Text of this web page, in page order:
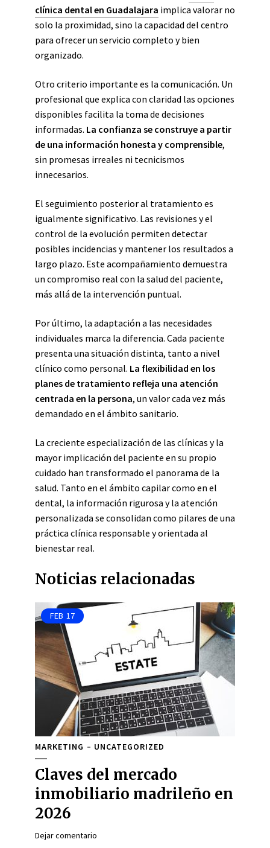
clínica dental en Guadalajara implica valorar no
solo la proximidad, sino la capacidad del centro
para ofrecer un servicio completo y bien
organizado.
Otro criterio importante es la comunicación. Un
profesional que explica con claridad las opciones
disponibles facilita la toma de decisiones
informadas. La confianza se construye a partir
de una información honesta y comprensible,
sin promesas irreales ni tecnicismos
innecesarios.
El seguimiento posterior al tratamiento es
igualmente significativo. Las revisiones y el
control de la evolución permiten detectar
posibles incidencias y mantener los resultados a
largo plazo. Este acompañamiento demuestra
un compromiso real con la salud del paciente,
más allá de la intervención puntual.
Por último, la adaptación a las necesidades
individuales marca la diferencia. Cada paciente
presenta una situación distinta, tanto a nivel
clínico como personal. La flexibilidad en los
planes de tratamiento refleja una atención
centrada en la persona, un valor cada vez más
demandado en el ámbito sanitario.
La creciente especialización de las clínicas y la
mayor implicación del paciente en su propio
cuidado han transformado el panorama de la
salud. Tanto en el ámbito capilar como en el
dental, la información rigurosa y la atención
personalizada se consolidan como pilares de una
práctica clínica responsable y orientada al
bienestar real.
Noticias relacionadas
FEB 17
MARKETING UNCATEGORIZED
Claves del mercado
inmobiliario madrileño en
2026
Dejar comentario